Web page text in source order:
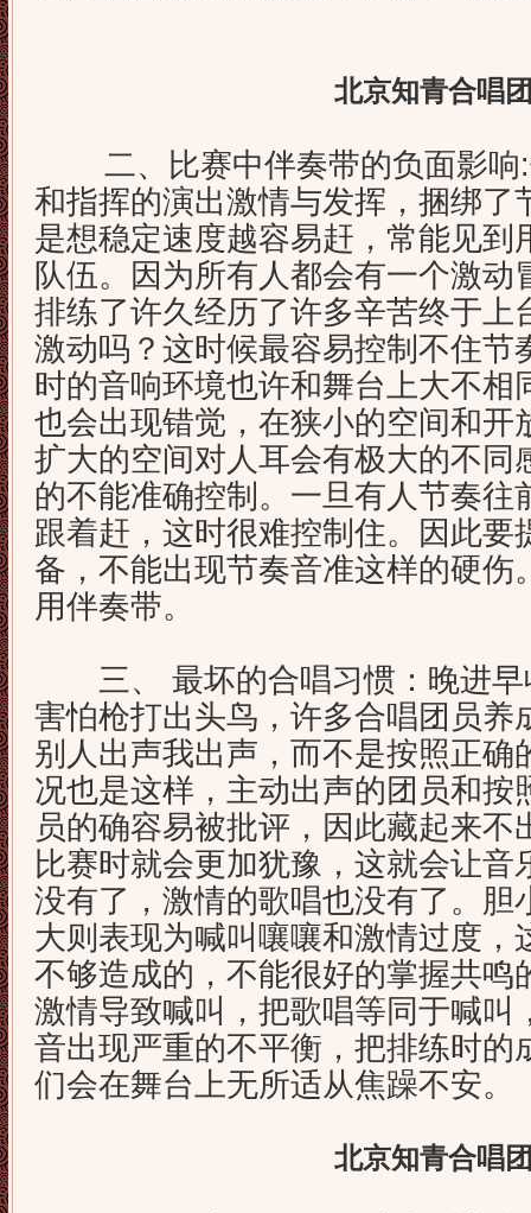
北京知青合唱
二、比赛中伴奏带的负面影响:
和指挥的演出激情与发挥，捆绑了
是想稳定速度越容易赶，常能见到
队伍。因为所有人都会有一个激动
排练了许久经历了许多辛苦终于上
激动吗？这时候最容易控制不住节
时的音响环境也许和舞台上大不相
也会出现错觉，在狭小的空间和开
扩大的空间对人耳会有极大的不同
的不能准确控制。一旦有人节奏往
跟着赶，这时很难控制住。因此要
备，不能出现节奏音准这样的硬伤
用伴奏带。
三、 最坏的合唱习惯：晚进早
害怕枪打出头鸟，许多合唱团员养
别人出声我出声，而不是按照正确
况也是这样，主动出声的团员和按
员的确容易被批评，因此藏起来不
比赛时就会更加犹豫，这就会让音
没有了，激情的歌唱也没有了。胆
大则表现为喊叫嚷嚷和激情过度，
不够造成的，不能很好的掌握共鸣
激情导致喊叫，把歌唱等同于喊叫
音出现严重的不平衡，把排练时的
们会在舞台上无所适从焦躁不安。
北京知青合唱